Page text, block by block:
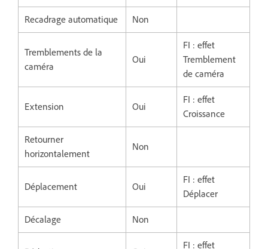
Recadrage automatique Non
Tremblements de la
caméra
Oui
FI : effet
Tremblement
de caméra
Extension Oui
FI : effet
Croissance
Retourner
horizontalement
Non
Déplacement Oui
FI : effet
Déplacer
Décalage Non
FI : effet